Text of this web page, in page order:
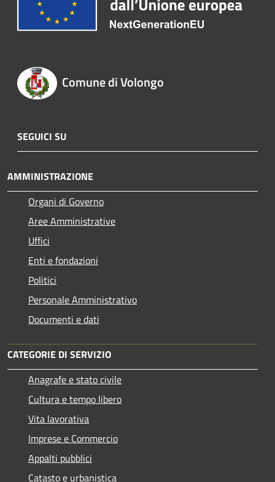
Comune di Volongo
SEGUICI SU
AMMINISTRAZIONE
Organi di Governo
Aree Amministrative
Uffici
Enti e fondazioni
Politici
Personale Amministrativo
Documenti e dati
CATEGORIE DI SERVIZIO
Anagrafe e stato civile
Cultura e tempo libero
Vita lavorativa
Imprese e Commercio
Appalti pubblici
Catasto e urbanistica